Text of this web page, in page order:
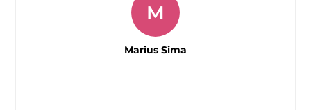
M
Marius Sima